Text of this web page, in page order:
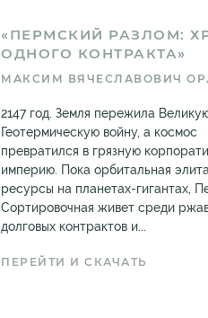
«ПЕРМСКИЙ РАЗЛОМ:
ОДНОГО КОНТРАКТА»
МАКСИМ ВЯЧЕСЛАВОВИЧ
2147 год. Земля пережила
Геотермическую войну, а космос
превратился в грязную
империю. Пока орбитальная
ресурсы на планетах-гигантах,
Сортировочная живет среди
долговых контрактов и...
ПЕРЕЙТИ И СКАЧАТЬ